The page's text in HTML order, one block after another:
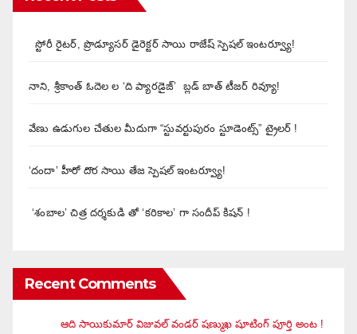
స్టోరీ రైటర్, ప్రొడ్యూసర్ డైరెక్టర్ సాయి రాజేష్ స్పెషల్ ఇంటర్వ్యూ!
నాని, శ్రీకాంత్ ఓదెల ల ‘ది ప్యారడైజ్’ బ్లడ్ బాత్ టీజర్ రివ్యూ!
వేణు ఉడుగుల చేతుల మీదుగా “స్టువర్టుపురం స్టూడెంట్స్” ట్రైలర్ !
‘దందా’ హీరో దొర సాయి తేజ స్పెషల్ ఇంటర్వ్యూ!
‘శంబాల’ చిత్ర దర్శకుడి తో ‘కరికాల’ గా సందీప్ కిషన్ !
Recent Comments
ఆది సాయికుమార్ విజువ‌ల్ వండ‌ర్ ష‌ణ్ముఖ షూటింగ్ పూర్తి అంట !